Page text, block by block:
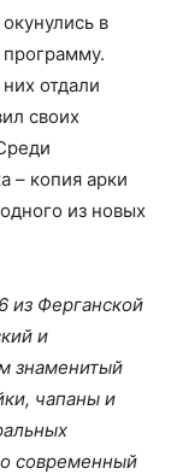
в
отдали
своих
– копия арки
из новых
из Ферганской
и
знаменитый
чапаны и
современный